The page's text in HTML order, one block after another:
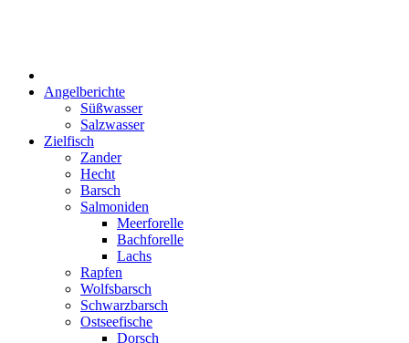
Angelberichte
Süßwasser
Salzwasser
Zielfisch
Zander
Hecht
Barsch
Salmoniden
Meerforelle
Bachforelle
Lachs
Rapfen
Wolfsbarsch
Schwarzbarsch
Ostseefische
Dorsch